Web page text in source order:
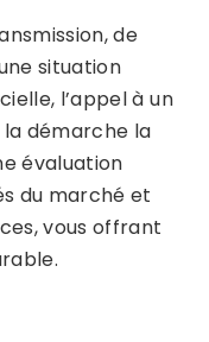
de
situation
l’appel à un
démarche la
évaluation
du marché et
vous offrant